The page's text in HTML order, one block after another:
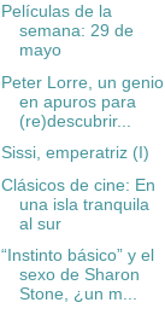
Películas de la
semana: 29 de
mayo
Peter Lorre, un genio
en apuros para
(re)descubrir...
Sissi, emperatriz (I)
Clásicos de cine: En
una isla tranquila
al sur
“Instinto básico” y el
sexo de Sharon
Stone, ¿un m...